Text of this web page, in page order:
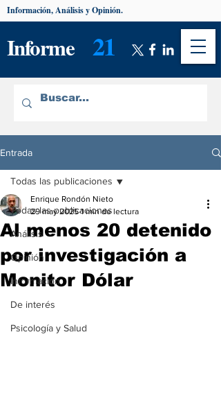
Informe 21
Información, Análisis y Opinión.
Entrada
Todas las publicaciones
Análisis
Opinión
Información
De interés
Psicología y Salud
Todas las publicaciones
Al menos 20 detenido
por investigación a
Monitor Dólar
Enrique Rondón Nieto
29 may 2025 1 min de lectura